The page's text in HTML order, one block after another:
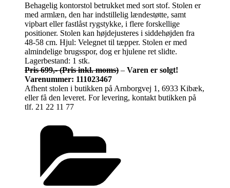
Behagelig kontorstol betrukket med sort stof. Stolen er
med armlæn, den har indstillelig lændestøtte, samt
vipbart eller fastlåst rygstykke, i flere forskellige
positioner. Stolen kan højdejusteres i siddehøjden fra
48-58 cm. Hjul: Velegnet til tæpper. Stolen er med
almindelige brugsspor, dog er hjulene ret slidte.
Lagerbestand: 1 stk.
Pris 699,- (Pris inkl. moms) – Varen er solgt!
Varenummer: 111023467
Afhent stolen i butikken på Arnborgvej 1, 6933 Kibæk,
eller få den leveret. For levering, kontakt butikken på
tlf. 21 22 11 77